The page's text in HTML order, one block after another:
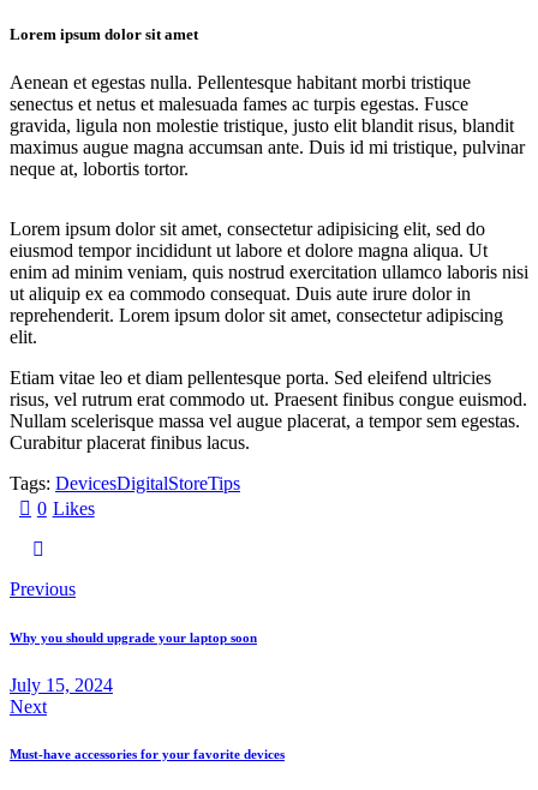
Lorem ipsum dolor sit amet
Aenean et egestas nulla. Pellentesque habitant morbi tristique
senectus et netus et malesuada fames ac turpis egestas. Fusce
gravida, ligula non molestie tristique, justo elit blandit risus, blandit
maximus augue magna accumsan ante. Duis id mi tristique, pulvinar
neque at, lobortis tortor.
Lorem ipsum dolor sit amet, consectetur adipisicing elit, sed do
eiusmod tempor incididunt ut labore et dolore magna aliqua. Ut
enim ad minim veniam, quis nostrud exercitation ullamco laboris nisi
ut aliquip ex ea commodo consequat. Duis aute irure dolor in
reprehenderit. Lorem ipsum dolor sit amet, consectetur adipiscing
elit.
Etiam vitae leo et diam pellentesque porta. Sed eleifend ultricies
risus, vel rutrum erat commodo ut. Praesent finibus congue euismod.
Nullam scelerisque massa vel augue placerat, a tempor sem egestas.
Curabitur placerat finibus lacus.
Tags: DevicesDigitalStoreTips
0 Likes
Previous
Why you should upgrade your laptop soon
July 15, 2024
Next
Must-have accessories for your favorite devices